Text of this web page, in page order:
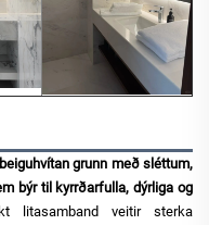
grunn með sléttum,
býr til kyrrðarfulla, dýrliga og
litasamband veitir sterka